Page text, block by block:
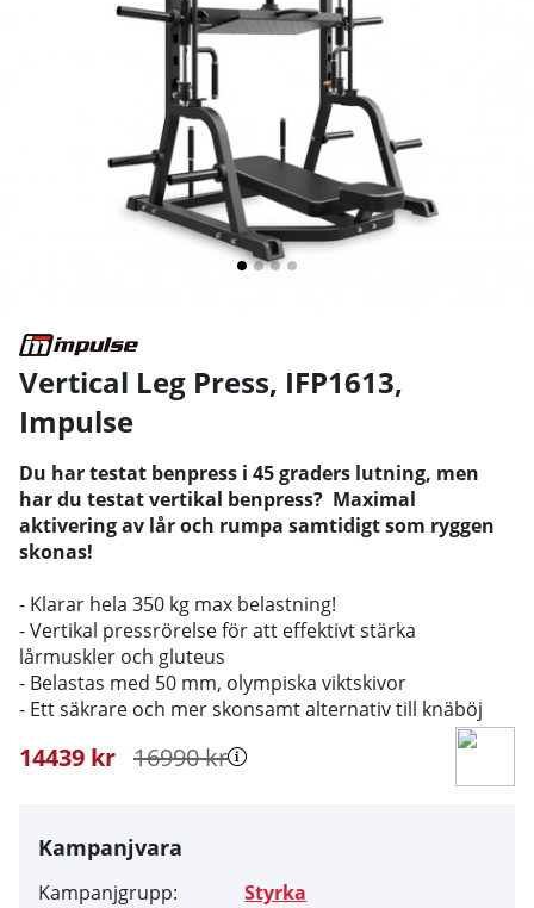
Vertical Leg Press, IFP1613,
Impulse
Du har testat benpress i 45 graders lutning, men
har du testat vertikal benpress? Maximal
aktivering av lår och rumpa samtidigt som ryggen
skonas!
- Klarar hela 350 kg max belastning!
- Vertikal pressrörelse för att effektivt stärka
lårmuskler och gluteus
- Belastas med 50 mm, olympiska viktskivor
- Ett säkrare och mer skonsamt alternativ till knäböj
16990kr
14439 kr
Kampanjvara
Kampanjgrupp: Styrka